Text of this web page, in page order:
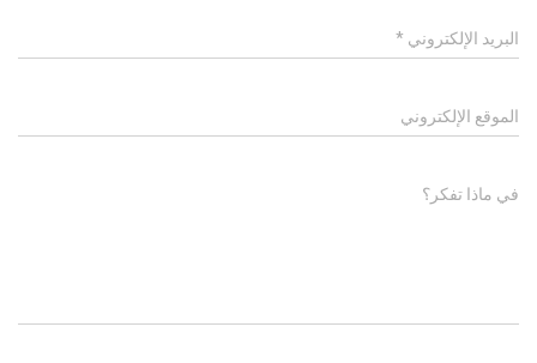
البريد الإلكتروني *
الموقع الإلكتروني
في ماذا تفكر؟